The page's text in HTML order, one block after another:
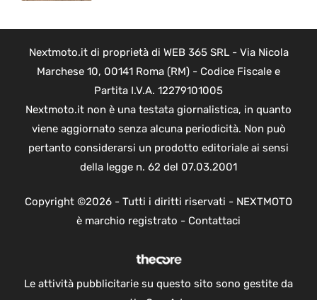
Nextmoto.it di proprietà di WEB 365 SRL - Via Nicola
Marchese 10, 00141 Roma (RM) - Codice Fiscale e
Partita I.V.A. 12279101005
Nextmoto.it non è una testata giornalistica, in quanto
viene aggiornato senza alcuna periodicità. Non può
pertanto considerarsi un prodotto editoriale ai sensi
della legge n. 62 del 07.03.2001
Copyright ©2026 - Tutti i diritti riservati - NEXTMOTO
è marchio registrato - Contattaci
Le attività pubblicitarie su questo sito sono gestite da